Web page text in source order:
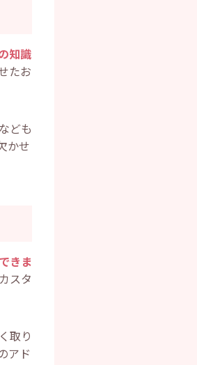
知識
たお
ども
かせ
きま
スタ
取り
アド